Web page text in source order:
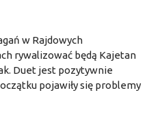
w Rajdowych
rywalizować będą Kajetan
Duet jest pozytywnie
pojawiły się problemy